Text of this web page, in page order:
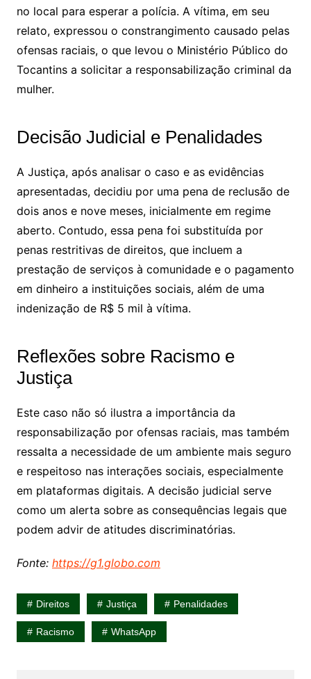
no local para esperar a polícia. A vítima, em seu
relato, expressou o constrangimento causado pelas
ofensas raciais, o que levou o Ministério Público do
Tocantins a solicitar a responsabilização criminal da
mulher.
Decisão Judicial e Penalidades
A Justiça, após analisar o caso e as evidências
apresentadas, decidiu por uma pena de reclusão de
dois anos e nove meses, inicialmente em regime
aberto. Contudo, essa pena foi substituída por
penas restritivas de direitos, que incluem a
prestação de serviços à comunidade e o pagamento
em dinheiro a instituições sociais, além de uma
indenização de R$ 5 mil à vítima.
Reflexões sobre Racismo e
Justiça
Este caso não só ilustra a importância da
responsabilização por ofensas raciais, mas também
ressalta a necessidade de um ambiente mais seguro
e respeitoso nas interações sociais, especialmente
em plataformas digitais. A decisão judicial serve
como um alerta sobre as consequências legais que
podem advir de atitudes discriminatórias.
Fonte: https://g1.globo.com
Direitos Justiça Penalidades
Racismo WhatsApp